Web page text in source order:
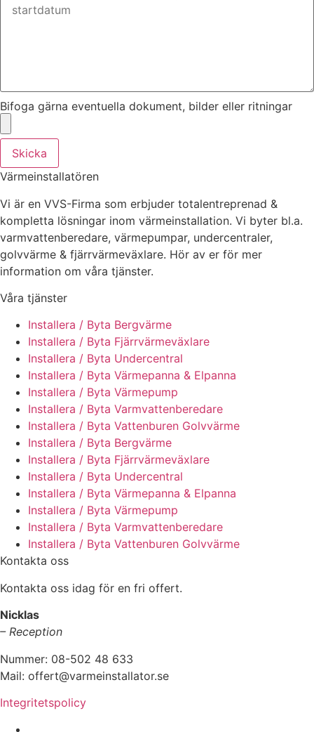
Bifoga gärna eventuella dokument, bilder eller ritningar
Skicka
Värmeinstallatören
Vi är en VVS-Firma som erbjuder totalentreprenad &
kompletta lösningar inom värmeinstallation. Vi byter bl.a.
varmvattenberedare, värmepumpar, undercentraler,
golvvärme & fjärrvärmeväxlare. Hör av er för mer
information om våra tjänster.
Våra tjänster
Installera / Byta Bergvärme
Installera / Byta Fjärrvärmeväxlare
Installera / Byta Undercentral
Installera / Byta Värmepanna & Elpanna
Installera / Byta Värmepump
Installera / Byta Varmvattenberedare
Installera / Byta Vattenburen Golvvärme
Installera / Byta Bergvärme
Installera / Byta Fjärrvärmeväxlare
Installera / Byta Undercentral
Installera / Byta Värmepanna & Elpanna
Installera / Byta Värmepump
Installera / Byta Varmvattenberedare
Installera / Byta Vattenburen Golvvärme
Kontakta oss
Kontakta oss idag för en fri offert.
Nicklas
– Reception
Nummer: 08-502 48 633
Mail: offert@varmeinstallator.se
Integritetspolicy